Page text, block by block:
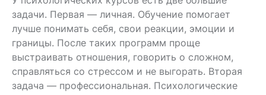
эффектом.
задачи. Первая — личная. Обучение помогает
лучше понимать себя, свои реакции, эмоции и
границы. После таких программ проще
выстраивать отношения, говорить о сложном,
справляться со стрессом и не выгорать. Вторая
задача — профессиональная. Психологические